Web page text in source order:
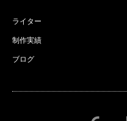
ライター
制作実績
ブログ